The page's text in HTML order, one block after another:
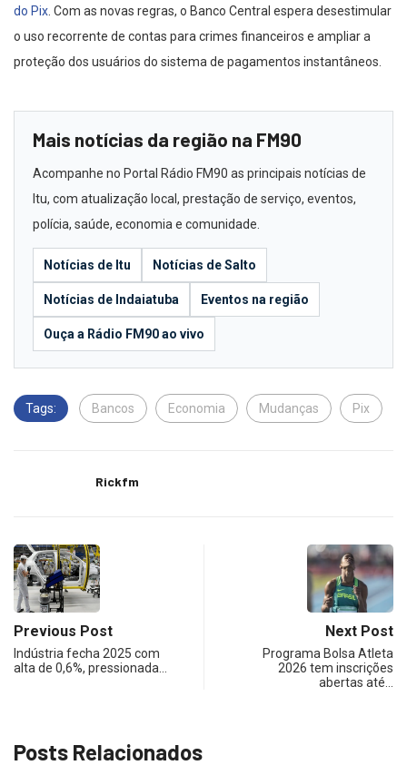
do Pix. Com as novas regras, o Banco Central espera desestimular
o uso recorrente de contas para crimes financeiros e ampliar a
proteção dos usuários do sistema de pagamentos instantâneos.
Mais notícias da região na FM90
Acompanhe no Portal Rádio FM90 as principais notícias de
Itu, com atualização local, prestação de serviço, eventos,
polícia, saúde, economia e comunidade.
Notícias de Itu Notícias de Salto
Notícias de Indaiatuba Eventos na região
Ouça a Rádio FM90 ao vivo
Tags: Bancos Economia Mudanças Pix
Rickfm
Previous Post
Indústria fecha 2025 com
alta de 0,6%, pressionada…
Next Post
Programa Bolsa Atleta
2026 tem inscrições
abertas até…
Posts Relacionados